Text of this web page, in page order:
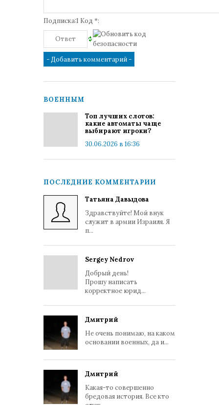
Подписка:1 Код *:
ВОЕННЫМ
Топ лучших слотов:
какие автоматы чаще
выбирают игроки?
30.06.2026 в 16:36
ПОСЛЕДНИЕ КОММЕНТАРИИ
Татьяна Давыдова
Здравствуйте! Мой внук
служит в армии Израиля. Я
п...
Sergey Nedrov
Добрый день!
Прошу написать
корректное юрид...
Дмитрий
Не очень понимаю, на каком
основании военных, да и...
Дмитрий
Какая-то совершенно
бредовая история. Все кто